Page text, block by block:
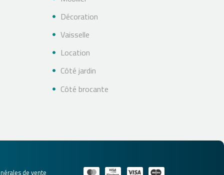
Décoration
Vaisselle
Location
Côté jardin
Côté brocante